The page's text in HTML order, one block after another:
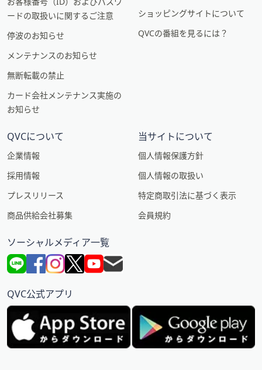
ードの取扱いに関するご注意
停波のお知らせ
メンテナンスのお知らせ
無断転載の禁止
カード会社メンテナンス実施の
お知らせ
ショッピングサイトについて
QVCの番組を見るには？
QVCについて
企業情報
採用情報
プレスリリース
商品供給会社募集
当サイトについて
個人情報保護方針
個人情報の取扱い
特定商取引法に基づく表示
会員規約
ソーシャルメディア一覧
QVC公式アプリ